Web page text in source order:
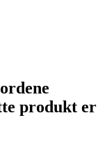
produkt er